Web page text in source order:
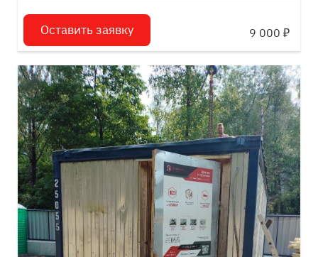
Оставить заявку 9 000 ₽